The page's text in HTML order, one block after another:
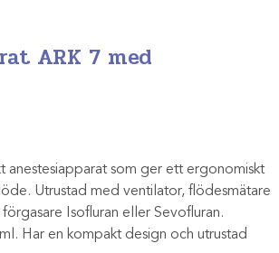
ARK 7 med
anestesiapparat som ger ett ergonomiskt
Utrustad med ventilator, flödesmätare
Isofluran eller Sevofluran.
Har en kompakt design och utrustad